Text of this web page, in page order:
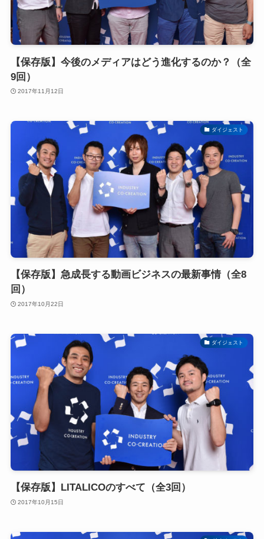
【保存版】今後のメディアはどう進化するのか？（全
9回）
2017年11月12日
ダイジェスト
【保存版】急成長する動画ビジネスの最新事情（全8
回）
2017年10月22日
ダイジェスト
【保存版】LITALICOのすべて（全3回）
2017年10月15日